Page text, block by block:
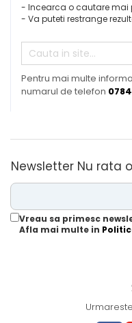
- Incearca o cautare mai
- Va puteti restrange
Pentru mai multe
numarul de telefon
Newsletter Nu rata
Vreau sa primesc
Afla mai multe in